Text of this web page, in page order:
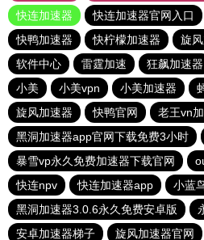
快连加速器
快连加速器官网入口
快鸭加速器
快柠檬加速器 旋
软件中心
雷霆加速 狂飙加速器
小美
小美vpn 小美加速器
旋风加速器
快鸭官网 老王vn
黑洞加速器app官网下载免费3小时
暴雪vp永久免费加速器下载官网
快连npv
快连加速器app 小蓝
黑洞加速器3.0.6永久免费安卓版
安卓加速器梯子
旋风加速器官网